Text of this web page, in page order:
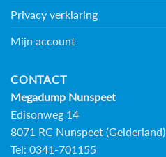
Privacy verklaring
Mijn account
CONTACT
Megadump Nunspeet
Edisonweg 14
8071 RC Nunspeet (Gelderland)
Tel: 0341-701155